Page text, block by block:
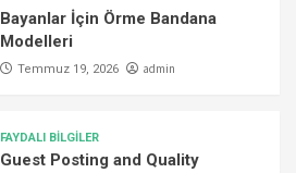
Bayanlar İçin Örme Bandana
Modelleri
Temmuz 19, 2026 admin
FAYDALI BİLGİLER
Guest Posting and Quality